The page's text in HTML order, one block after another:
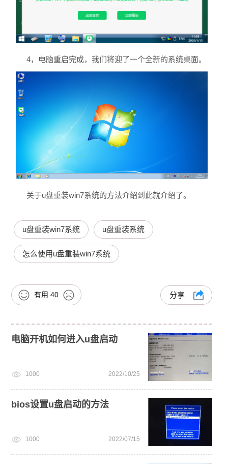
4，电脑重启完成，我们将迎了一个全新的系统桌面。
关于u盘重装win7系统的方法介绍到此就介绍了。
u盘重装win7系统 u盘重装系统
怎么使用u盘重装win7系统
有用 40 分享
电脑开机如何进入u盘启动
1000 2022/10/25
bios设置u盘启动的方法
1000 2022/07/15